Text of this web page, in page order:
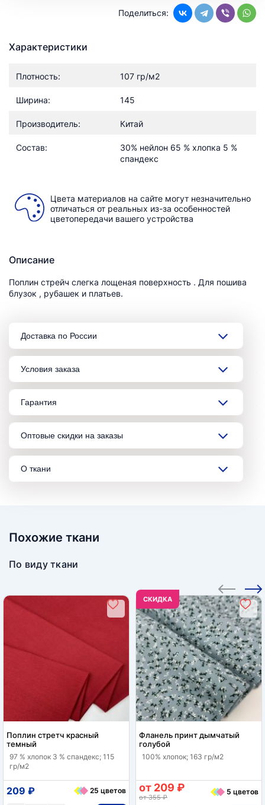
Поделиться:
Характеристики
Плотность: 107 гр/м2
Ширина: 145
Производитель: Китай
Состав:
30% нейлон 65 % хлопка 5 %
спандекс
Цвета материалов на сайте могут незначительно
отличаться от реальных из-за особенностей
цветопередачи вашего устройства
Описание
Поплин стрейч слегка лощеная поверхность . Для пошива
блузок , рубашек и платьев.
Доставка по России
Условия заказа
Гарантия
Оптовые скидки на заказы
О ткани
Похожие ткани
По виду ткани
Поплин стретч красный
темный
97 % хлопок 3 % спандекс; 115
гр/м2
209 ₽ 25 цветов
CКИДКА
Фланель принт дымчатый
голубой
100% хлопок; 163 гр/м2
от 209 ₽
от 355 ₽
5 цветов